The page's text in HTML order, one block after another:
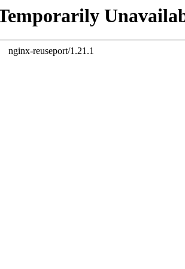
nginx-reuseport/1.21.1